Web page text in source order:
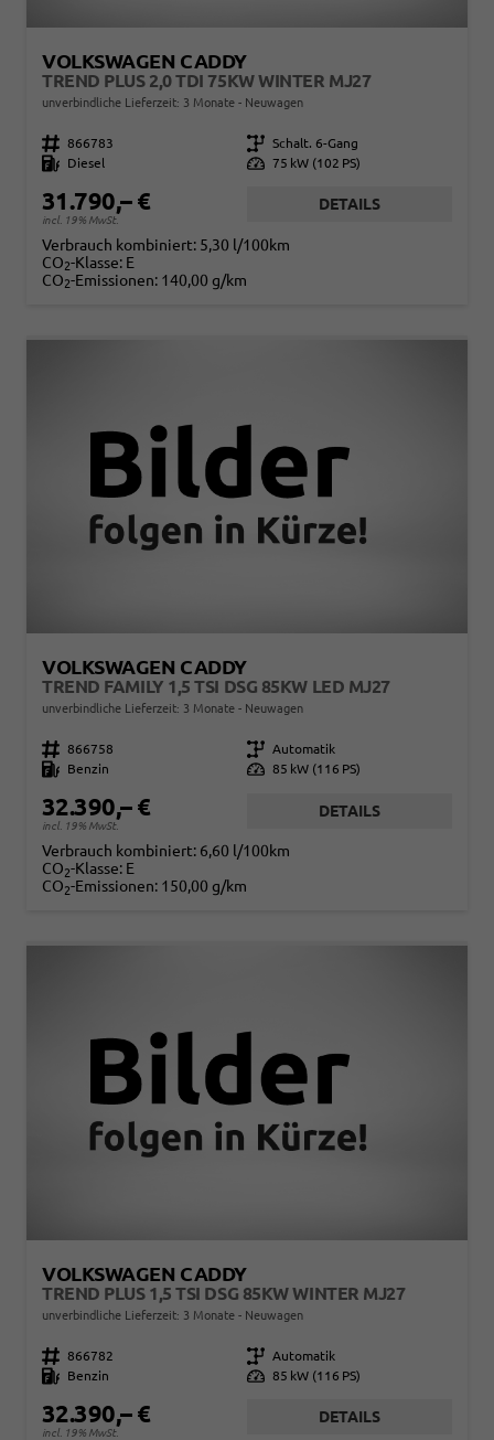
VOLKSWAGEN CADDY
TREND PLUS 2,0 TDI 75KW WINTER MJ27
unverbindliche Lieferzeit: 3 Monate Neuwagen
Fahrzeugnr. 866783 Getriebe Schalt. 6-Gang
Kraftstoff
Diesel Leistung 75 kW (102 PS)
31.790,– €
incl. 19% MwSt.
DETAILS
Verbrauch kombiniert: 5,30 l/100km
CO2-Klasse: E
CO2-Emissionen: 140,00 g/km
VOLKSWAGEN CADDY
TREND FAMILY 1,5 TSI DSG 85KW LED MJ27
unverbindliche Lieferzeit: 3 Monate Neuwagen
Fahrzeugnr. 866758 Getriebe Automatik
Kraftstoff
Benzin Leistung 85 kW (116 PS)
32.390,– €
incl. 19% MwSt.
DETAILS
Verbrauch kombiniert: 6,60 l/100km
CO2-Klasse: E
CO2-Emissionen: 150,00 g/km
VOLKSWAGEN CADDY
TREND PLUS 1,5 TSI DSG 85KW WINTER MJ27
unverbindliche Lieferzeit: 3 Monate Neuwagen
Fahrzeugnr. 866782 Getriebe Automatik
Kraftstoff
Benzin Leistung 85 kW (116 PS)
32.390,– €
incl. 19% MwSt.
DETAILS